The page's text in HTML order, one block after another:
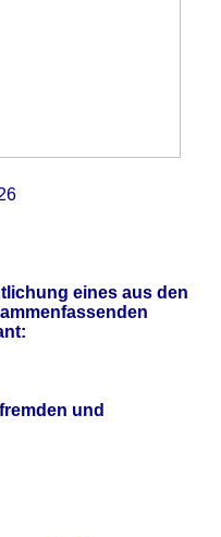
eines aus den
und